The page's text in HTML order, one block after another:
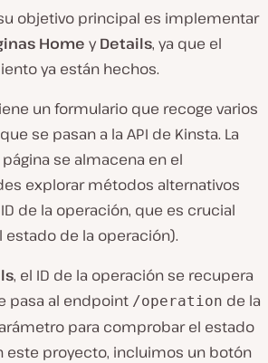
objetivo principal es implementar
Home yDetails, ya que el
ya están hechos.
un formulario que recoge varios
se pasan a la API de Kinsta. La
se almacena en el
explorar métodos alternativos
de la operación, que es crucial
de la operación).
, el ID de la operación se recupera
pasa al endpoint /operation de la
para comprobar el estado
este proyecto, incluimos un botón